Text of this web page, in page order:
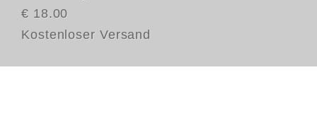
€ 18.00
Kostenloser Versand